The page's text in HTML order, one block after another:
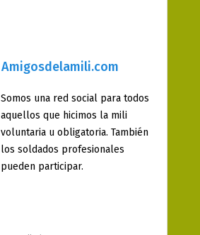
Amigosdelamili.com
Somos una red social para todos
aquellos que hicimos la mili
voluntaria u obligatoria. También
los soldados profesionales
pueden participar.